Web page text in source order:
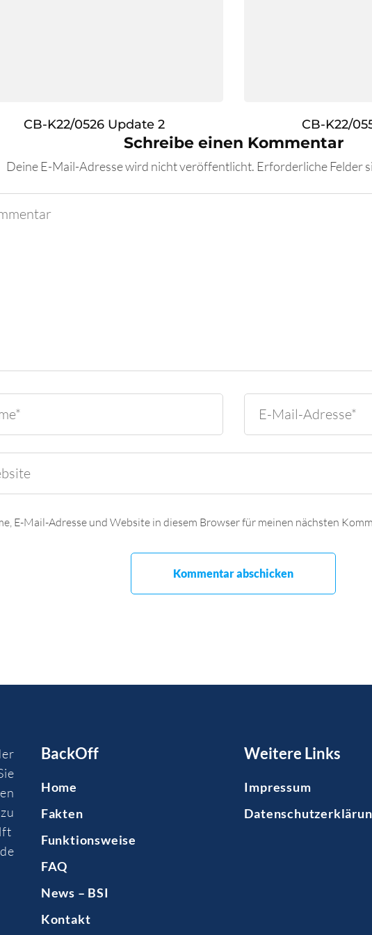
CB-K22/0526 Update 2 CB-K22/
Schreibe einen Kommentar
Deine E-Mail-Adresse wird nicht veröffentlicht. Erforderliche Felder
E-Mail-Adresse und Website in diesem Browser für meinen nächsten
BackOff
Home
Fakten
Funktionsweise
FAQ
News – BSI
Kontakt
Weitere Links
Impressum